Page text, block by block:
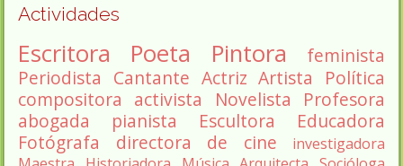
Actividades
Escritora Poeta Pintora
feminista
Periodista Cantante Actriz Artista
Política
compositora activista Novelista
Profesora
abogada
pianista Escultora
Educadora
Fotógrafa
directora de cine
investigadora